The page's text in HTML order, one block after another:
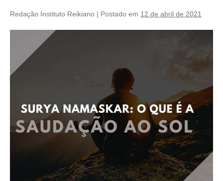
Redação Instituto Reikiano | Postado em 12 de abril de 2021